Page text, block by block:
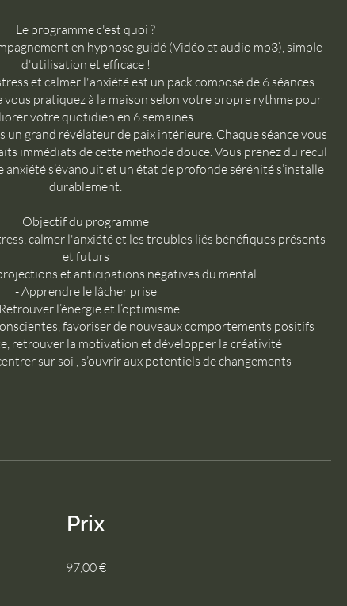
Le programme c'est quoi ?
en hypnose guidé (Vidéo et audio mp3), simple
d'utilisation et efficace !
et calmer l'anxiété est un pack composé de 6 séances
vous pratiquez à la maison selon votre propre rythme pour
votre quotidien en 6 semaines.
un grand révélateur de paix intérieure. Chaque séance vous
immédiats de cette méthode douce. Vous prenez du recul
s’évanouit et un état de profonde sérénité s’installe
durablement.
Objectif du programme
calmer l'anxiété et les troubles liés bénéfiques présents
et futurs
et anticipations négatives du mental
- Apprendre le lâcher prise
l’énergie et l’optimisme
favoriser de nouveaux comportements positifs
retrouver la motivation et développer la créativité
sur soi , s’ouvrir aux potentiels de changements
Prix
97,00 €